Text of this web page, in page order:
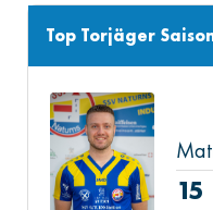
Top Torjäger
15